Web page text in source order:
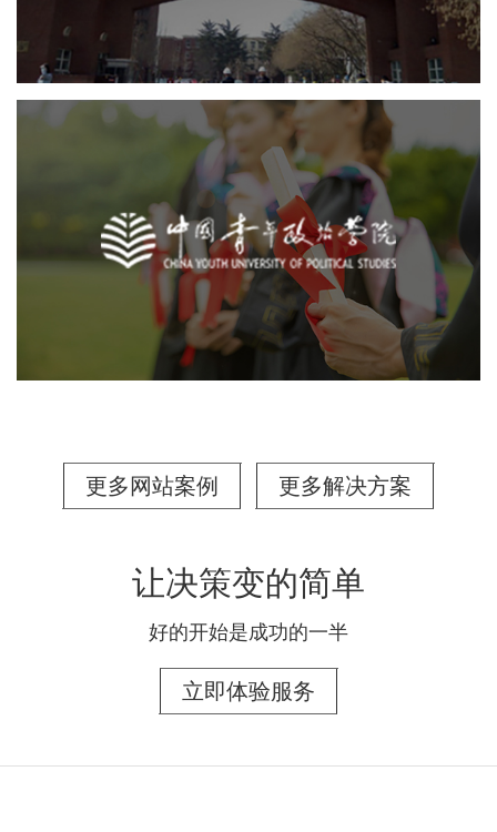
更多网站案例 更多解决方案
让决策变的简单
好的开始是成功的一半
立即体验服务